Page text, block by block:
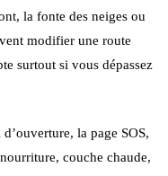
la fonte des neiges ou
modifier une route
surtout si vous dépassez
la page SOS,
couche chaude,